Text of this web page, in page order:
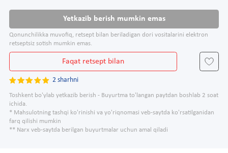
Yetkazib berish mumkin emas
Qonunchilikka muvofiq, retsept bilan beriladigan dori vositalarini elektron
retseptsiz sotish mumkin emas.
Faqat retsept bilan
2 sharhni
Toshkent bo'ylab yetkazib berish - Buyurtma to'langan paytdan boshlab 2 soat
ichida.
* Mahsulotning tashqi ko'rinishi va yo'riqnomasi veb-saytda ko'rsatilganidan
farq qilishi mumkin
** Narx veb-saytda berilgan buyurtmalar uchun amal qiladi